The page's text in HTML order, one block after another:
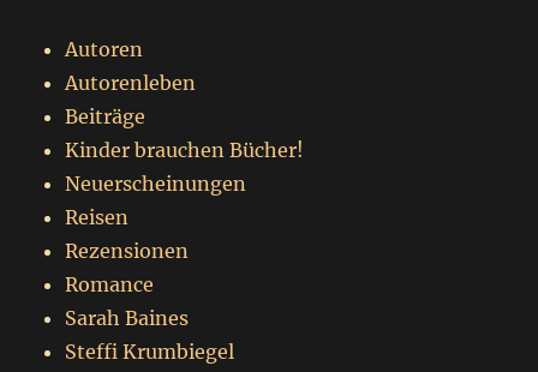
Autoren
Autorenleben
Beiträge
Kinder brauchen Bücher!
Neuerscheinungen
Reisen
Rezensionen
Romance
Sarah Baines
Steffi Krumbiegel